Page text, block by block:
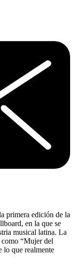
primera edición de la
en la que se
musical latina. La
“Mujer del
lo que realmente